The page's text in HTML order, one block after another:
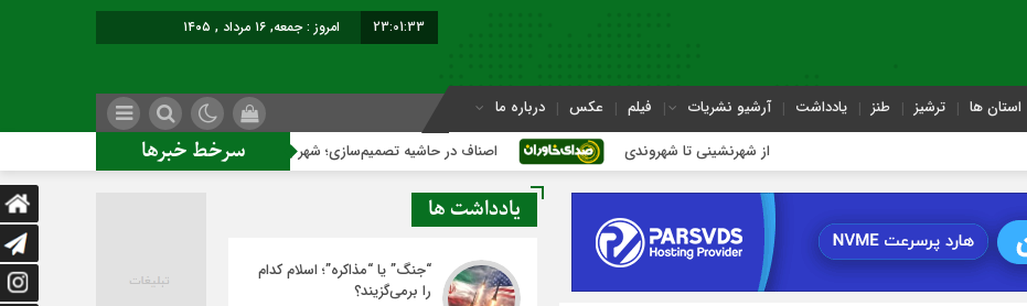
23:01:34 امروز : جمعه, ۱۶ مرداد , ۱۴۰۵
استان ها ترشیز طنز یادداشت آرشیو نشریات فیلم عکس درباره ما
سرخط خبرها از شهرنشینی تا شهروندی اصناف در حاشیه تصمیم‌سازی؛ شهر بدون بازار به کجا می‌رسد؟
یادداشت ها
“جنگ” یا “مذاکره”؛ اسلام کدام
را برمی‌گزیند؟